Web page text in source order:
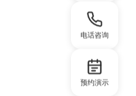
电话咨询
预约演示